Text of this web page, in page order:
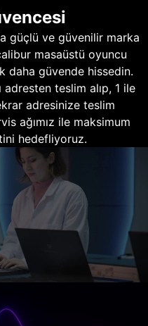
güçlü ve güvenilir marka
masaüstü oyuncu
daha güvende hissedin.
adresten teslim alıp, 1 ile
adresinize teslim
ağımız ile maksimum
hedefliyoruz.